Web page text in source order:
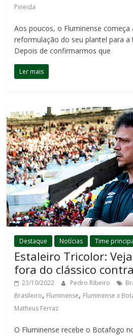
Pineida
Aos poucos, o Fluminense começa
reformulação do seu plantel para a
Depois de confirmarmos que
Ler mais
Destaque Notícias Time
Estaleiro Tricolor:
fora do clássico
23/10/2022 Pedro Ribeiro
Brasileiro, Fluminense, Fluminense x
Matheus Ferraz
O Fluminense recebe o Botafogo